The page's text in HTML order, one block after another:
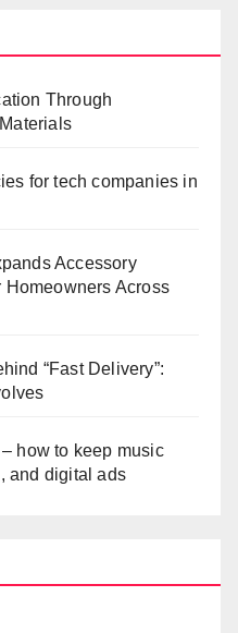
Through
for tech companies in
Accessory
Across
“Fast Delivery”:
how to keep music
and digital ads